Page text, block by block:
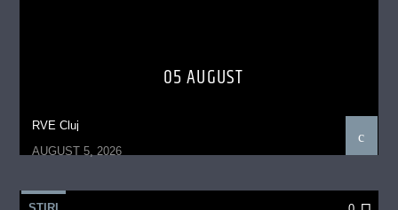
05 AUGUST
RVE Cluj
AUGUST 5, 2026